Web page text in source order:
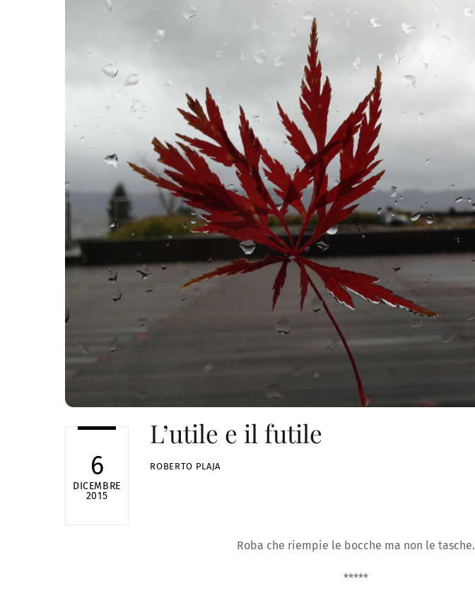
6
DICEMBRE
2015
L’utile e il futile
ROBERTO PLAJA
Roba che riempie le bocche ma non le tasche.
*****